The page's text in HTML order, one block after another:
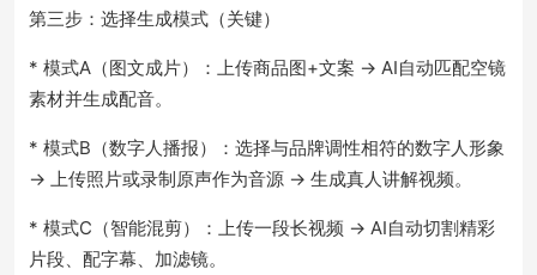
第三步：选择生成模式（关键）
* 模式A（图文成片）：上传商品图+文案 -> AI自动匹配空镜
素材并生成配音。
* 模式B（数字人播报）：选择与品牌调性相符的数字人形象
-> 上传照片或录制原声作为音源 -> 生成真人讲解视频。
* 模式C（智能混剪）：上传一段长视频 -> AI自动切割精彩
片段、配字幕、加滤镜。